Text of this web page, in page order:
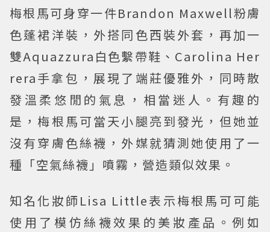
梅根馬可身穿一件Brandon Maxwell粉膚
色蓬裙洋裝，外搭同色西裝外套，再加一
雙Aquazzura白色繫帶鞋、Carolina Her
rera手拿包，展現了端莊優雅外，同時散
發溫柔悠閒的氣息，相當迷人。有趣的
是，梅根馬可當天小腿亮到發光，但她並
沒有穿膚色絲襪，外媒就猜測她使用了一
種「空氣絲襪」噴霧，營造類似效果。
知名化妝師Lisa Little表示梅根馬可可能
使用了模仿絲襪效果的美妝產品。例如